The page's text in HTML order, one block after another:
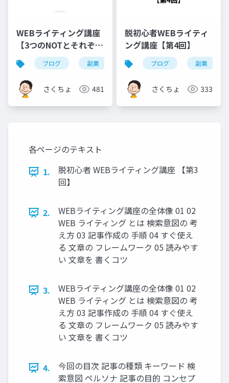
WEBライティング講座
【3つのNOTとそれぞれ
の壁を超えるテクニッ
ク】
ブログ 副業 アフィリエイト webライテ
さくちょ 481
脱初心者WEBライティ
ング講座【第4回】
ブログ 副業
さくちょ 333
各ページのテキスト
1.
脱初心者 WEBライティング講座 【第3
回】
2.
WEBライティング講座の全体像 01 02
WEB ライティング とは 検索意図の 考
え方 03 記事作成の 手順 04 すぐ使え
る 文章の フレームワーク 05 読みやす
い 文章を 書くコツ
3.
WEBライティング講座の全体像 01 02
WEB ライティング とは 検索意図の 考
え方 03 記事作成の 手順 04 すぐ使え
る 文章の フレームワーク 05 読みやす
い 文章を 書くコツ
4.
今回の目次 記事の種類 キーワード 検
索意図 ペルソナ 記事の目的 コンセプ